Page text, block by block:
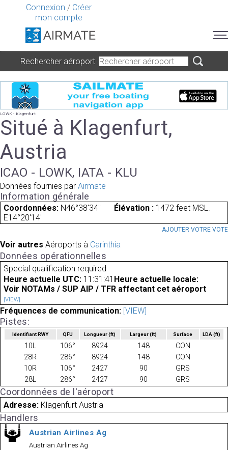
Connexion / Créer
mon compte
Rechercher aéroport
LOWK - Klagenfurt
Situé à Klagenfurt,
Austria
ICAO - LOWK, IATA - KLU
Données fournies par Airmate
Information générale
Coordonnées: N46°38'34"
E14°20'14"
Élévation : 1472 feet MSL.
AJOUTER VOTRE VOTE
Voir autres Aéroports à Carinthia
Données opérationnelles
Special qualification required
Heure actuelle UTC: 11:31:41 Heure actuelle locale:
Voir NOTAMs / SUP AIP / TFR affectant cet aéroport
[VIEW]
Fréquences de communication: [VIEW]
Pistes:
Identifiant RWY QFU Longueur(ft) Largeur(ft) Surface LDA(ft)
10L 106° 8924 148
CON
28R
286° 8924 148
CON
10R
106° 2427 90
GRS
28L
286° 2427 90 GRS
Coordonnées de l'aéroport
Adresse: Klagenfurt Austria
Handlers
Austrian Airlines Ag
Austrian Airlines Ag